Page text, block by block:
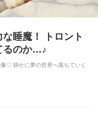
睡魔！ トロント
るのか…♪
♡ 静かに夢の世界へ落ちていく